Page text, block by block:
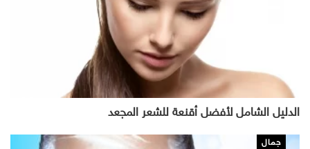
الدليل الشامل لأفضل أقنعة للشعر المجعد
جمال